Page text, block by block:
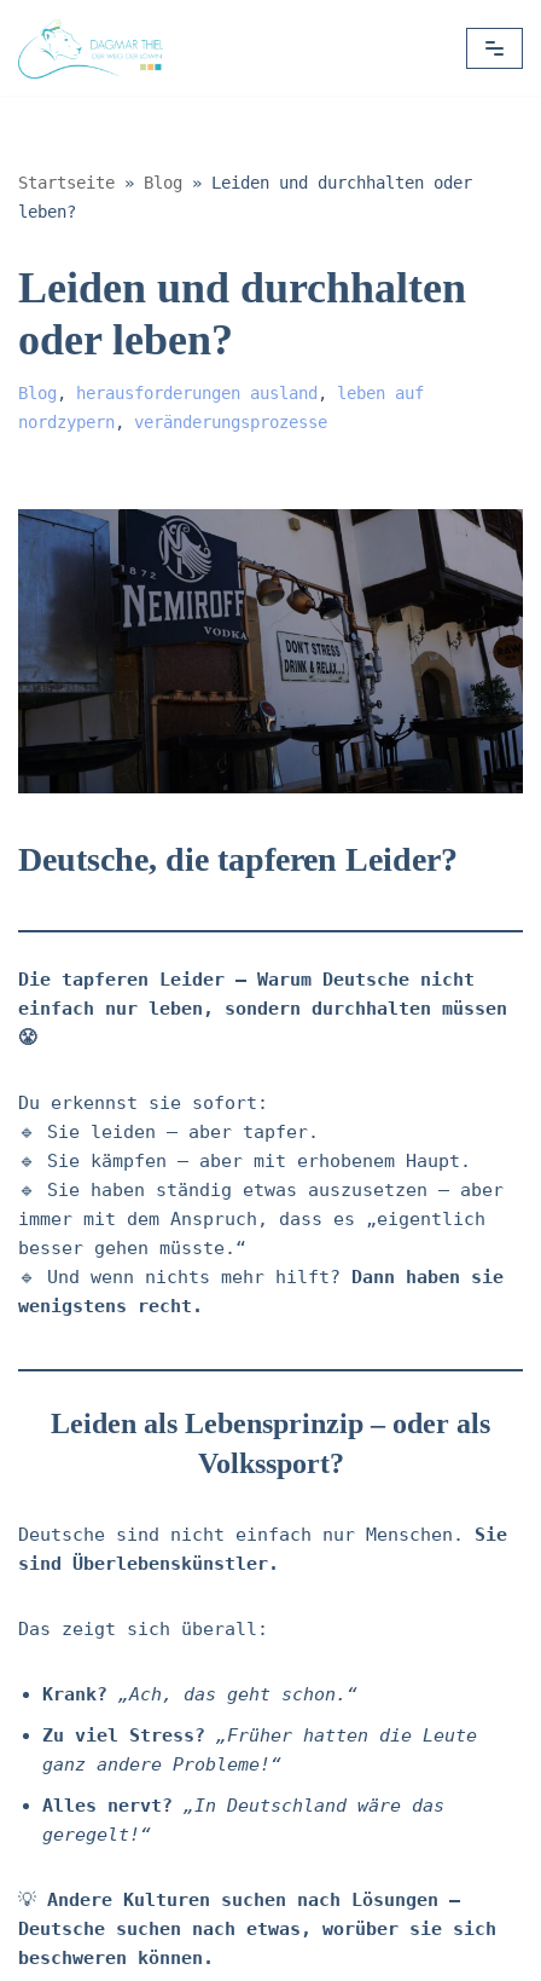
Zum
Startseite » Blog » Leiden und durchhalten oder
leben?
Leiden und durchhalten
oder leben?
Blog , herausforderungen ausland , leben auf
nordzypern, veränderungsprozesse
Deutsche, die tapferen Leider?
Die tapferen Leider – Warum Deutsche nicht
einfach nur leben, sondern durchhalten müssen
😤
Du erkennst sie sofort:
🔹 Sie leiden – aber tapfer.
🔹 Sie kämpfen – aber mit erhobenem Haupt.
🔹 Sie haben ständig etwas auszusetzen – aber
immer mit dem Anspruch, dass es „eigentlich
besser gehen müsste.“
🔹 Und wenn nichts mehr hilft? Dann haben sie
wenigstens recht.
Leiden als Lebensprinzip – oder als
Volkssport?
Deutsche sind nicht einfach nur Menschen. Sie
sind Überlebenskünstler.
Das zeigt sich überall:
Krank?
„Ach, das geht schon.“
Zu viel Stress?
„Früher hatten die Leute
ganz andere Probleme!“
Alles nervt?
„In Deutschland wäre das
geregelt!“
💡 Andere Kulturen suchen nach Lösungen –
Deutsche suchen nach etwas, worüber sie sich
beschweren können.